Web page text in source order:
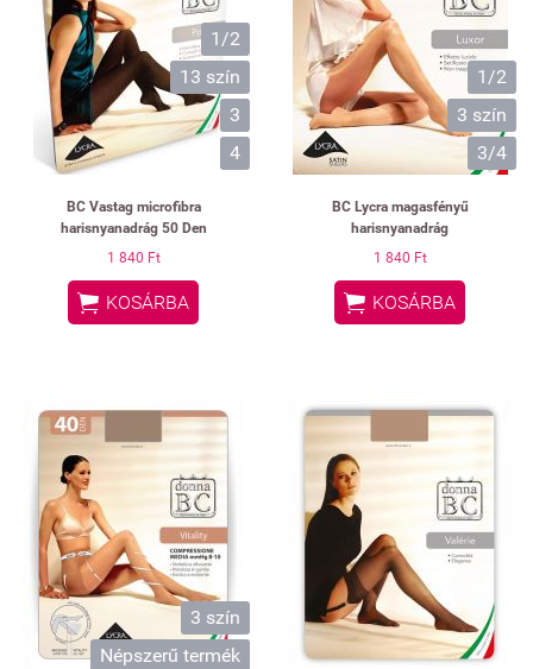
1/2
13 szín
3
4
BC Vastag microfibra
harisnyanadrág 50 Den
1 840 Ft
 KOSÁRBA
1/2
3 szín
3/4
BC Lycra magasfényű
harisnyanadrág
1 840 Ft
 KOSÁRBA
3 szín
Népszerű termék